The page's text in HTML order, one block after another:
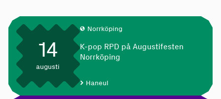
14
augusti
Norrköping
K-pop RPD på Augustifesten
Norrköping
Haneul